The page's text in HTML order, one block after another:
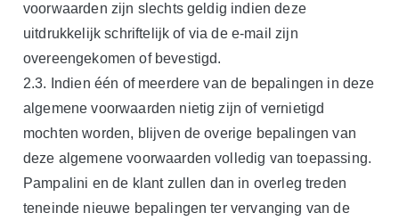
voorwaarden zijn slechts geldig indien deze
uitdrukkelijk schriftelijk of via de e-mail zijn
overeengekomen of bevestigd.
2.3. Indien één of meerdere van de bepalingen in deze
algemene voorwaarden nietig zijn of vernietigd
mochten worden, blijven de overige bepalingen van
deze algemene voorwaarden volledig van toepassing.
Pampalini en de klant zullen dan in overleg treden
teneinde nieuwe bepalingen ter vervanging van de